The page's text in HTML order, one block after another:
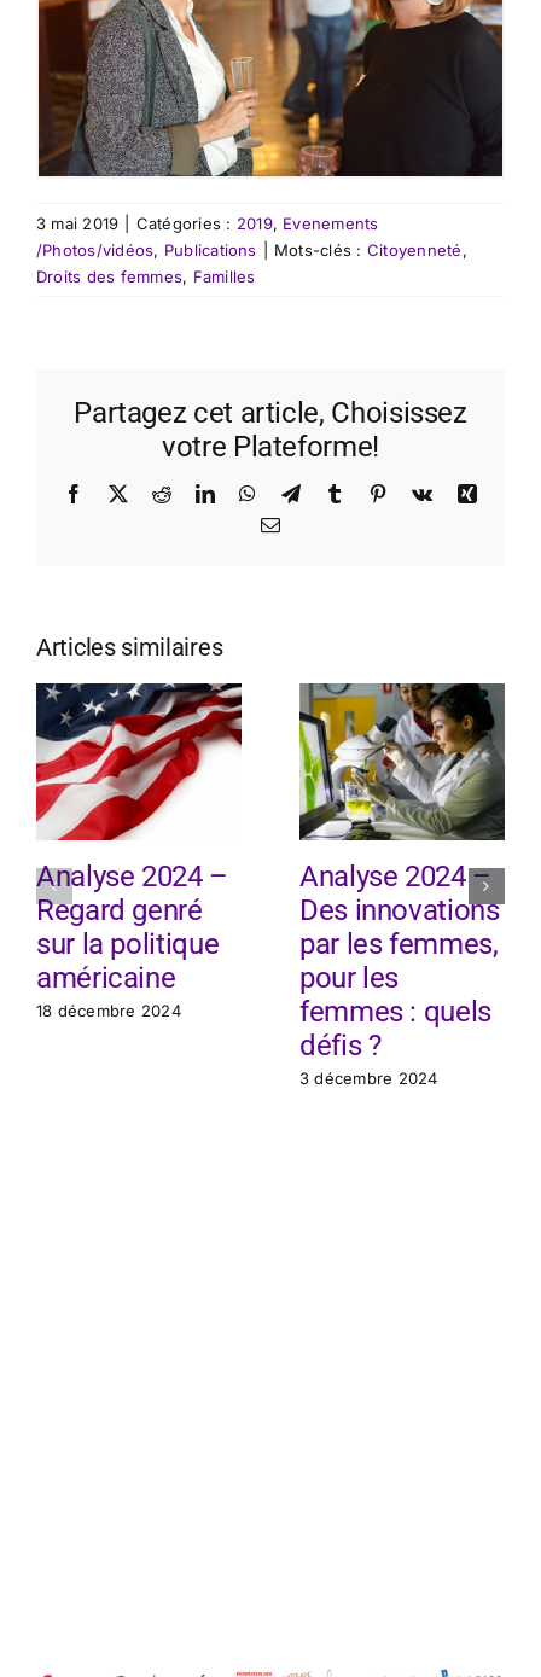
3 mai 2019 Catégories : 2019, Evenements
/Photos/vidéos, Publications Mots-clés : Citoyenneté,
Droits des femmes, Familles
Partagez cet article, Choisissez
votre Plateforme!
Facebook
X RedditLinkedInWhatsApp
TelegramTumblr Pinterest
Vk
Xing
Email
Articles similaires
Analyse 2024 –
Regard genré
sur la politique
américaine
18 décembre 2024
Analyse 2024 –
Des innovations
par les femmes,
pour les
femmes : quels
défis ?
3 décembre 2024